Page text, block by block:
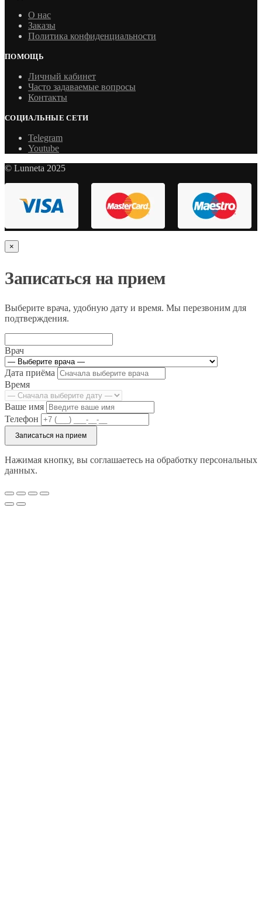
О нас
Заказы
Политика конфиденциальности
ПОМОЩЬ
Личный кабинет
Часто задаваемые вопросы
Контакты
СОЦИАЛЬНЫЕ СЕТИ
Telegram
Youtube
© Lunneta 2025
×
Записаться на прием
Выберите врача, удобную дату и время. Мы перезвоним для
подтверждения.
Врач
Дата приёма
Время
Ваше имя
Телефон
Записаться на прием
Нажимая кнопку, вы соглашаетесь на обработку персональных
данных.